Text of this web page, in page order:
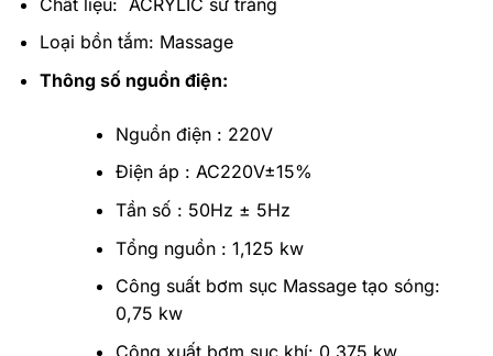
Loại bồn tắm: Massage
Thông số nguồn điện:
Nguồn điện : 220V
Điện áp : AC220V±15%
Tần số : 50Hz ± 5Hz
Tổng nguồn : 1,125 kw
Công suất bơm sục Massage tạo sóng:
0,75 kw
Công xuất bơm sục khí: 0,375 kw